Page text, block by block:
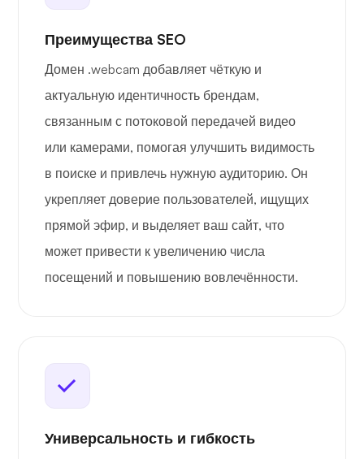
Преимущества SEO
Домен .webcam добавляет чёткую и
актуальную идентичность брендам,
связанным с потоковой передачей видео
или камерами, помогая улучшить видимость
в поиске и привлечь нужную аудиторию. Он
укрепляет доверие пользователей, ищущих
прямой эфир, и выделяет ваш сайт, что
может привести к увеличению числа
посещений и повышению вовлечённости.
Универсальность и гибкость